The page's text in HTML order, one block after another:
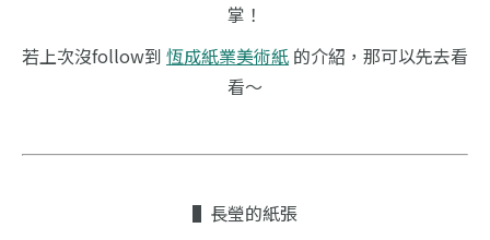
掌！
若上次沒follow到 恆成紙業美術紙 的介紹， 那可以先去看
看～
​​▌長瑩的紙張